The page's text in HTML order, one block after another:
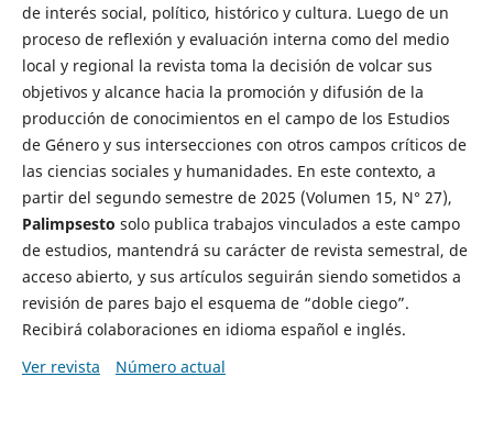
de interés social, político, histórico y cultura. Luego de un
proceso de reflexión y evaluación interna como del medio
local y regional la revista toma la decisión de volcar sus
objetivos y alcance hacia la promoción y difusión de la
producción de conocimientos en el campo de los Estudios
de Género y sus intersecciones con otros campos críticos de
las ciencias sociales y humanidades. En este contexto, a
partir del segundo semestre de 2025 (Volumen 15, N° 27),
Palimpsesto solo publica trabajos vinculados a este campo
de estudios, mantendrá su carácter de revista semestral, de
acceso abierto, y sus artículos seguirán siendo sometidos a
revisión de pares bajo el esquema de “doble ciego”.
Recibirá colaboraciones en idioma español e inglés.
Ver revista
Número actual